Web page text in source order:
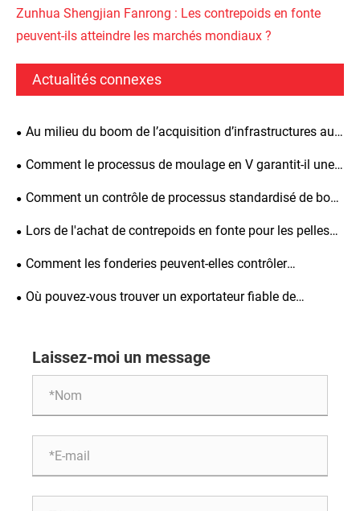
Zunhua Shengjian Fanrong : Les contrepoids en fonte
peuvent-ils atteindre les marchés mondiaux ?
Actualités connexes
Au milieu du boom de l’acquisition d’infrastructures au
Moyen-Orient, pourquoi les contrepoids de Shengjian
Comment le processus de moulage en V garantit-il une
qualité constante ? Zunhua Shengjian Fanrong publie des
fusion
Comment un contrôle de processus standardisé de bout
en bout garantit-il la qualité des contrepoids en fonte
Lors de l'achat de contrepoids en fonte pour les pelles
destinées à l'exportation, quels détails et normes
fabrication sur mesure ?
Comment les fonderies peuvent-elles contrôler
strictement les matières premières et auxiliaires pour la
Où pouvez-vous trouver un exportateur fiable de
Laissez-moi un message